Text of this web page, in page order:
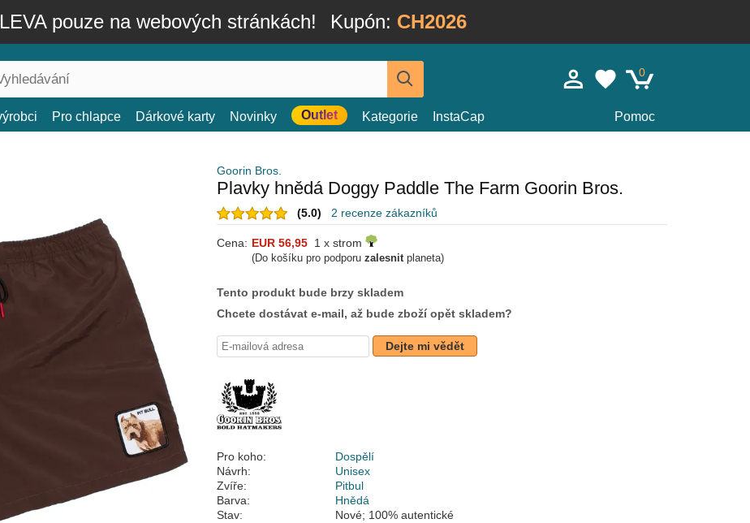
pouze na webových stránkách! Kupón: CH2026
0
Pro chlapce Dárkové karty Novinky Outlet Kategorie InstaCap Pomoc
Goorin Bros.
Plavky hnědá Doggy Paddle The Farm Goorin Bros.
(5.0) 2 recenze zákazníků
Cena: EUR 56,95 1 x strom
(Do košíku pro podporu zalesnitplaneta)
Tento produkt bude brzy skladem
Chcete dostávat e-mail, až bude zboží opět skladem?
Dejte mi vědět
Pro koho:
Dospělí
Návrh:
Unisex
Zvíře:
Pitbul
Barva:
Hnědá
Stav:
Nové; 100% autentické